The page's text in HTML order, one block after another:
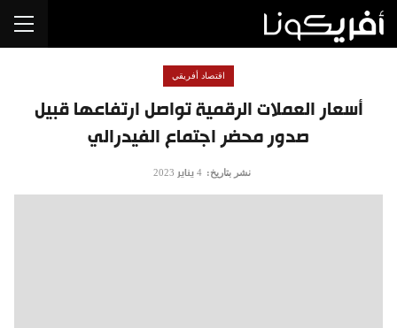
أسعار العملات الرقمية تواصل ارتفاعها قبيل
صدور محضر اجتماع الفيدرالي
اقتصاد أفريقي
نشر بتاريخ: 4 يناير 2023